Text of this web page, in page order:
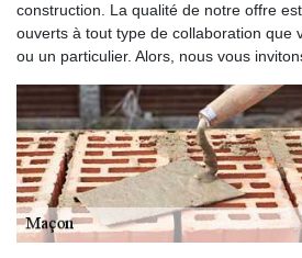
construction. La qualité de notre offre
ouverts à tout type de collaboration que
ou un particulier. Alors, nous vous